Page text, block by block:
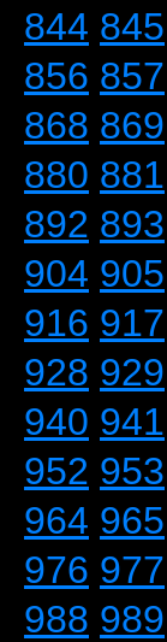
844 845
856 857
868 869
880 881
892 893
904 905
916 917
928 929
940 941
952 953
964 965
976 977
988 989